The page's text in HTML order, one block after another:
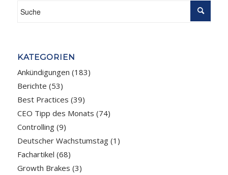
KATEGORIEN
Ankündigungen (183)
Berichte (53)
Best Practices (39)
CEO Tipp des Monats (74)
Controlling(9)
Deutscher Wachstumstag(1)
Fachartikel (68)
Growth Brakes (3)